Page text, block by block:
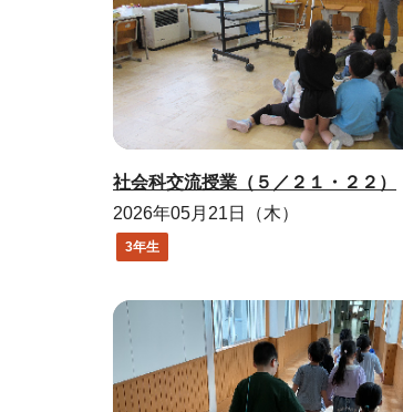
社会科交流授業（５／２１・２２）
2026年05月21日（木）
3年生